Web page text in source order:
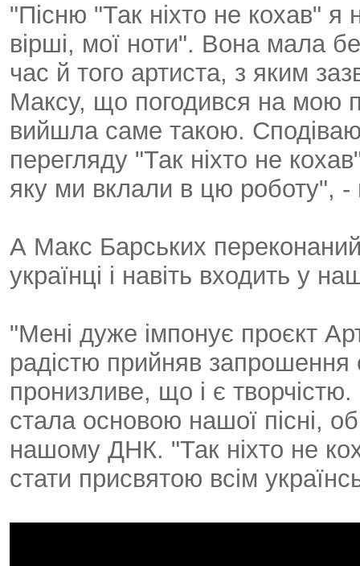
"Пісню "Так ніхто не кохав" я
вірші, мої ноти". Вона мала
час й того артиста, з яким
Максу, що погодився на мою
вийшла саме такою.
перегляду "Так ніхто не
яку ми вклали в цю роботу",
А Макс Барських
українці і навіть входить у
"Мені дуже імпонує проєкт
радістю прийняв
пронизливе, що і є
стала основою нашої пісні,
нашому ДНК. "Так ніхто не
стати присвятою всім